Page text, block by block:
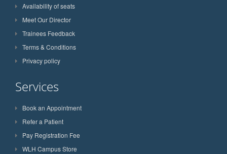
Availability of seats
Meet Our Director
Trainees Feedback
Terms & Conditions
Privacy policy
Services
Book an Appointment
Refer a Patient
Pay Registration Fee
WLH Campus Store